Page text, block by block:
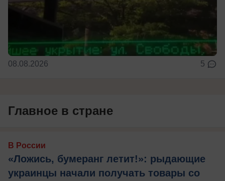
08.08.2026 5
Главное в стране
В России
«Ложись, бумеранг летит!»: рыдающие
украинцы начали получать товары со